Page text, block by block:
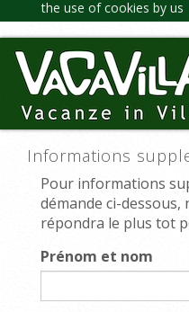
the use of cookies by us
Informations
Pour informations
démande ci-
répondra le plus tot
Prénom et nom